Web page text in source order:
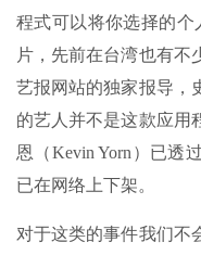
程式可以将你选择的个
片，先前在台湾也有不
艺报网站的独家报导，
的艺人并不是这款应用
恩（Kevin Yorn）已透
已在网络上下架。
对于这类的事件我们不